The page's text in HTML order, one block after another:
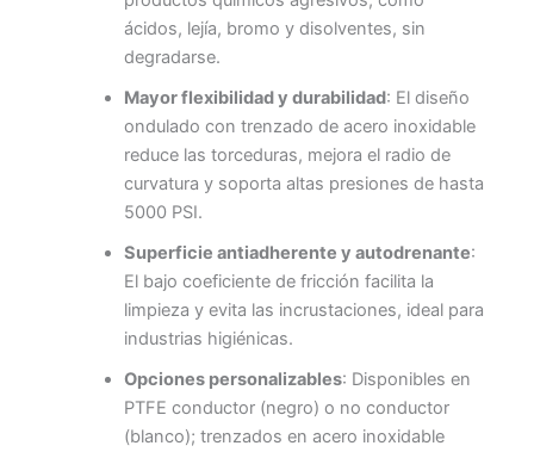
ácidos, lejía, bromo y disolventes, sin
degradarse.
Mayor flexibilidad y durabilidad: El diseño
ondulado con trenzado de acero inoxidable
reduce las torceduras, mejora el radio de
curvatura y soporta altas presiones de hasta
5000 PSI.
Superficie antiadherente y autodrenante:
El bajo coeficiente de fricción facilita la
limpieza y evita las incrustaciones, ideal para
industrias higiénicas.
Opciones personalizables: Disponibles en
PTFE conductor (negro) o no conductor
(blanco); trenzados en acero inoxidable